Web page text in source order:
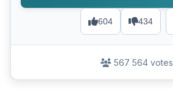
604 434
567 564 votes